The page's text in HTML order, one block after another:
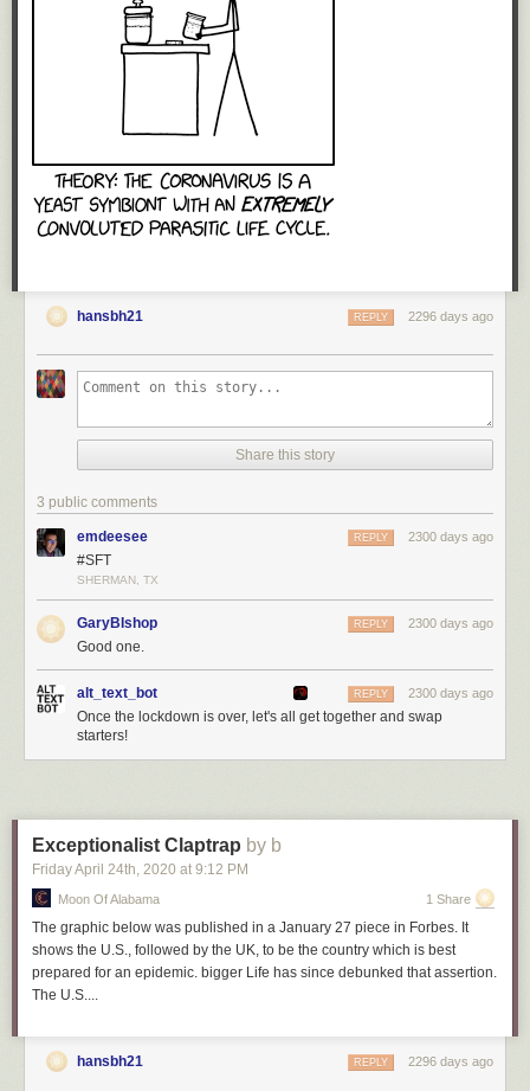
hansbh21 2296 days ago
REPLY
Share this story
3 public comments
emdeesee 2300 days ago
REPLY
#SFT
SHERMAN, TX
GaryBIshop 2300 days ago
REPLY
Good one.
alt_text_bot 2300 days ago
REPLY
Once the lockdown is over, let's all get together and swap
starters!
Exceptionalist Claptrap by b
Friday April 24th, 2020 at 9:12 PM
Moon Of Alabama 1 Share
The graphic below was published in a January 27 piece in Forbes. It
shows the U.S., followed by the UK, to be the country which is best
prepared for an epidemic. bigger Life has since debunked that assertion.
The U.S....
hansbh21 2296 days ago
REPLY